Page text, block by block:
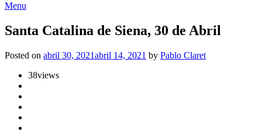
Menu
Santa Catalina de Siena, 30 de Abril
Posted on abril 30, 2021abril 14, 2021 by Pablo Claret
38views